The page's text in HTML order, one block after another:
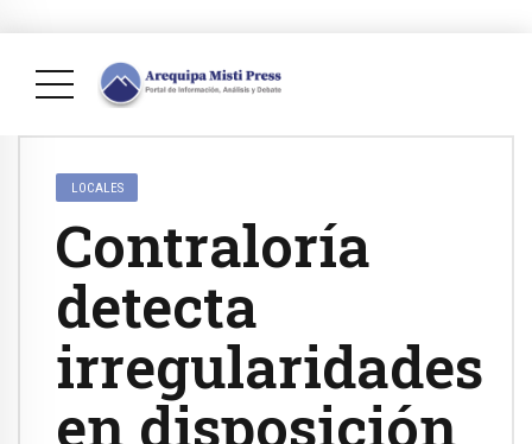
LOCALES
Contraloría
detecta
irregularidades
en disposición